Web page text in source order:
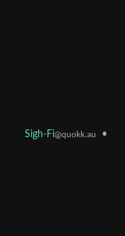
Sigh-Fi@quokk.au •